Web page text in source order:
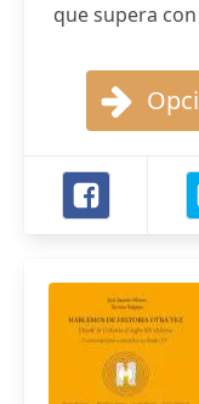
que supera